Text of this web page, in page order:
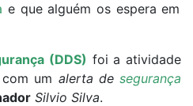
e que alguém os espera em
(DDS) foi a atividade
um alerta de segurança
Silvio Silva.